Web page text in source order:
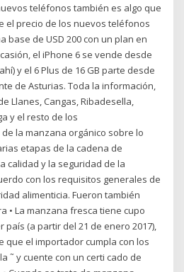
teléfonos también es algo que
el precio de los nuevos teléfonos
base de USD 200 con un plan en
el iPhone 6 se vende desde
y el 6 Plus de 16 GB parte desde
de Asturias. Toda la información,
Llanes, Cangas, Ribadesella,
y el resto de los
la manzana orgánico sobre lo
etapas de la cadena de
calidad y la seguridad de la
con los requisitos generales de
alimenticia. Fueron también
• La manzana fresca tiene cupo
(a partir del 21 de enero 2017),
que el importador cumpla con los
˜ y cuente con un certi cado de